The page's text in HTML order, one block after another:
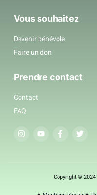
Vous souhaitez
Devenir bénévole
Faire un don
Prendre contact
Contact
FAQ
Copyright ©